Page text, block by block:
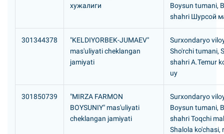
хужалиги
Boysun tumani,
shahri Шурсой
301344378
"KELDIYORBEK-JUMAEV"
mas'uliyati cheklangan
jamiyati
Surxondaryo
Sho'rchi tumani,
shahri A.Temur
uy
301850739
"MIRZA FARMON
BOYSUNIY" mas'uliyati
cheklangan jamiyati
Surxondaryo
Boysun tumani,
shahri Toqchi
Shalola ko'chasi,